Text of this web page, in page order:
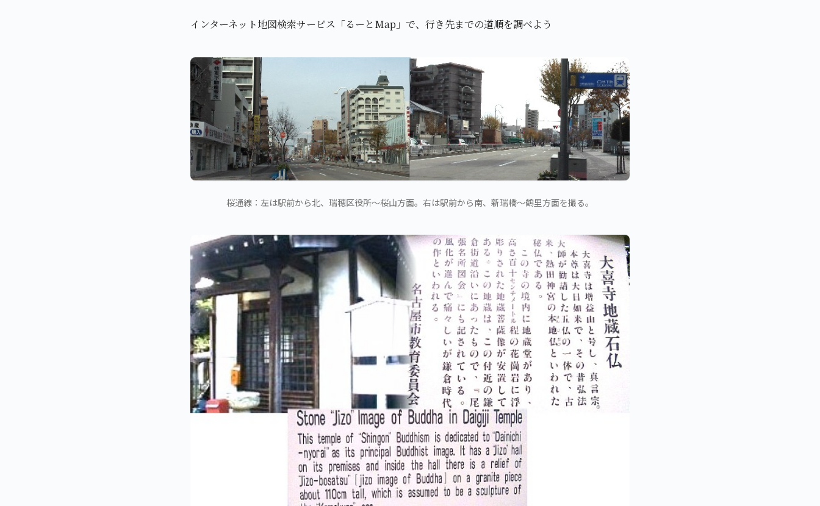
インターネット地図検索サービス「るーとMap」で、行き先までの道順を調べよう
桜通線：左は駅前から北、瑞穂区役所～桜山方面。右は駅前から南、新瑞橋～鶴里方面を撮る。